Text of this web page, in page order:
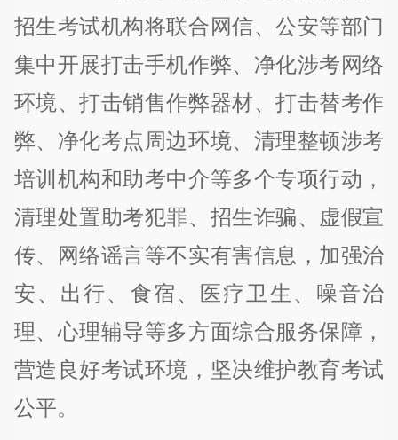
招生考试机构将联合网信、公安等部门
集中开展打击手机作弊、净化涉考网络
环境、打击销售作弊器材、打击替考作
弊、净化考点周边环境、清理整顿涉考
培训机构和助考中介等多个专项行动，
清理处置助考犯罪、招生诈骗、虚假宣
传、网络谣言等不实有害信息，加强治
安、出行、食宿、医疗卫生、噪音治
理、心理辅导等多方面综合服务保障，
营造良好考试环境，坚决维护教育考试
公平。